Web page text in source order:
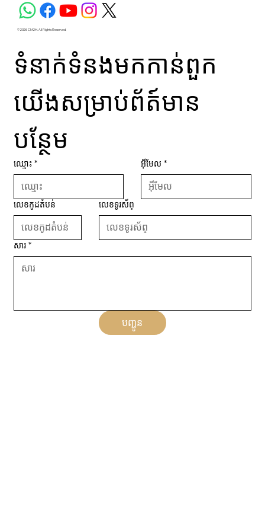
© 2026 CM2H. All Rights Reserved.
ទំនាក់ទំនងមកកាន់ពួក
យើងសម្រាប់ព័ត៍មាន
បន្ថែម
ឈ្មោះ * អ៊ីមែល *
លេខកូដតំបន់ លេខទូរស័ព្
សារ *
បញ្ជូន